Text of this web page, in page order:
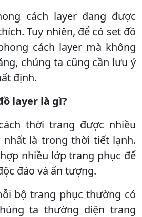
cách layer đang được
Tuy nhiên, để có set đồ
cách layer mà không
chúng ta cũng cần lưu ý
định.
layer là gì?
thời trang được nhiều
là trong thời tiết lạnh.
nhiều lớp trang phục để
đáo và ấn tượng.
bộ trang phục thường có
ta thường diện trang